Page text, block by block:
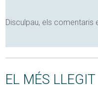
Disculpau, els comentaris
EL MÉS LLEGIT